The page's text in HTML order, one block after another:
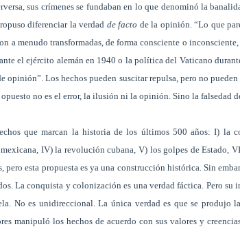
sus crímenes se fundaban en lo que denominó la
diferenciar la verdad de facto de la opinión. “Lo que
a menudo transformadas, de forma consciente o
el ejército alemán en 1940 o la política del Vaticano
opinión”. Los hechos pueden suscitar repulsa, pero no
no es el error, la ilusión ni la opinión. Sino la falsedad
que marcan la historia de los últimos 500 años: I) la
IV) la revolución cubana, V) los golpes de Estado,
pero esta propuesta es ya una construcción histórica. Sin
La conquista y colonización es una verdad fáctica. Pero su
No es unidireccional. La única verdad es que se
manipuló los hechos de acuerdo con sus valores y